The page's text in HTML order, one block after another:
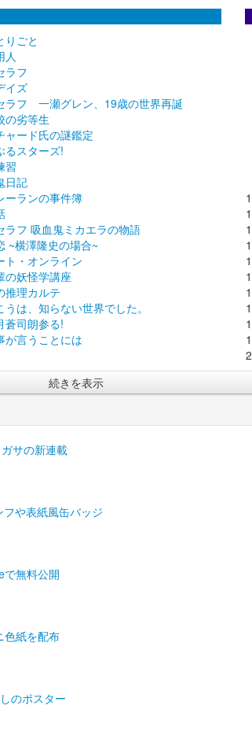
りごと
人
ラフ
イズ
ラフ 一瀬グレン、19歳の世界再誕
の劣等生
ャード氏の謎鑑定
るスターズ!
習
日記
ーランの事件簿
ラフ 吸血鬼ミカエラの物語
~横澤隆史の場合~
ト・オンライン
の妖怪学講座
推理カルテ
うは、知らない世界でした。
蒼司朗参る!
が言うことには
続きを表示
サの新連載
や表紙風缶バッジ
で無料公開
色紙を配布
のポスター